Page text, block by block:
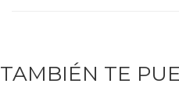
TAMBIÉN TE